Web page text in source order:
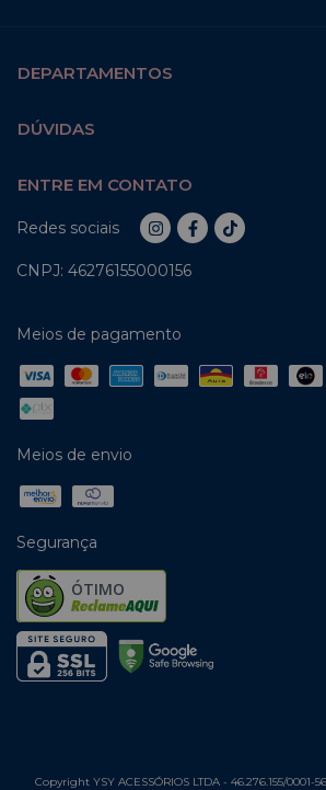
DEPARTAMENTOS
DÚVIDAS
ENTRE EM CONTATO
Redes sociais
CNPJ: 46276155000156
Meios de pagamento
Meios de envio
Segurança
ÓTIMO
Copyright YSY ACESSÓRIOS LTDA - 46.276.155/0001-